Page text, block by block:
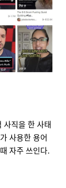
직을 한 사태
사용한 용어
자주 쓰인다.